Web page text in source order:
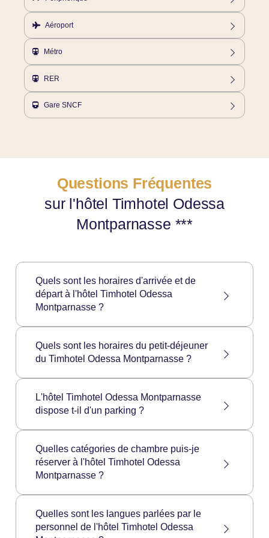
bd Edgar Quinet 75014 Paris
Aéroport
Taxis : Roissy Charles de Gaulle à 35km / Orly à 16km
Métro
Stations Montparnasse Bienvenue, Edgar Quinet et Vavin (lignes
4,6, 12,13)
RER
B : Station Port-Royal (direct vers Parc des Expositions de
Villepinte, aéroport Roissy-Charles-de-Gaulle, aéroport Orly).
Gare SNCF
Gare Montparnasse
Questions Fréquentes
sur l'hôtel Timhotel Odessa
Montparnasse ***
Quels sont les horaires d'arrivée et de
départ à l'hôtel Timhotel Odessa
Montparnasse ?
L'arrivée à l'hôtel Timhotel Odessa
Montparnasse se fait à partir de 14h00 et le
départ est possible jusqu'à 12h00.
Quels sont les horaires du petit-déjeuner
du Timhotel Odessa Montparnasse ?
Timhotel Odessa Montparnasse sont les
suivants :
L'hôtel Timhotel Odessa Montparnasse
dispose t-il d'un parking ?
L'hôtel Timhotel Odessa Montparnasse ne
dispose pas de parking privé. Néanmoins,
vous trouverez le parking public Interparking à
quelques mètres de l'hotel.
Quelles catégories de chambre puis-je
réserver à l'hôtel Timhotel Odessa
Montparnasse ?
propose les catégories de chambre suivantes
:
Quelles sont les langues parlées par le
personnel de l'hôtel Timhotel Odessa